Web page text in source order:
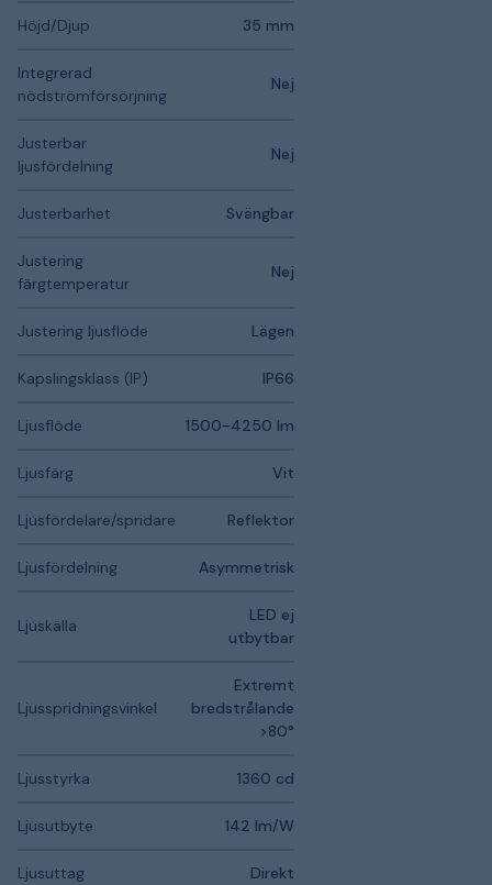
Höjd/Djup 35 mm
Integrerad
nödströmförsörjning
Nej
Justerbar
ljusfördelning
Nej
Justerbarhet Svängbar
Justering
färgtemperatur
Nej
Justering ljusflöde Lägen
Kapslingsklass (IP) IP66
Ljusflöde 1500-4250 lm
Ljusfärg Vit
Ljusfördelare/spridare Reflektor
Ljusfördelning Asymmetrisk
Ljuskälla
LED ej
utbytbar
Ljusspridningsvinkel
Extremt
bredstrålande
>80°
Ljusstyrka 1360 cd
Ljusutbyte 142 lm/W
Ljusuttag Direkt